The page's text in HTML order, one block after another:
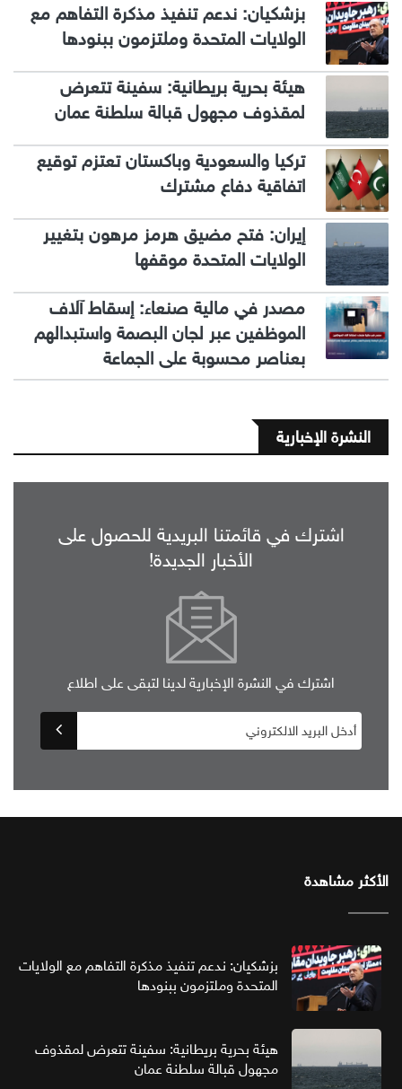
بزشكيان: ندعم تنفيذ مذكرة التفاهم مع
الولايات المتحدة وملتزمون ببنودها
هيئة بحرية بريطانية: سفينة تتعرض
لمقذوف مجهول قبالة سلطنة عمان
تركيا والسعودية وباكستان تعتزم توقيع
اتفاقية دفاع مشترك
إيران: فتح مضيق هرمز مرهون بتغيير
الولايات المتحدة موقفها
مصدر في مالية صنعاء: إسقاط آلاف
الموظفين عبر لجان البصمة واستبدالهم
بعناصر محسوبة على الجماعة
النشرة الإخبارية
اشترك في قائمتنا البريدية للحصول على
الأخبار الجديدة!
اشترك في النشرة الإخبارية لدينا لتبقى على اطلاع
الأكثر مشاهدة
بزشكيان: ندعم تنفيذ مذكرة التفاهم مع الولايات
المتحدة وملتزمون ببنودها
هيئة بحرية بريطانية: سفينة تتعرض لمقذوف
مجهول قبالة سلطنة عمان